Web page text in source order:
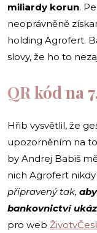
miliardy korun.
neoprávněně
holding Agrofert.
slovy, že ho to
QR kód na
Hřib vysvětlil, že
upozorněním na
by Andrej Babiš
nich Agrofert
připravený tak,
bankovnictví
pro web